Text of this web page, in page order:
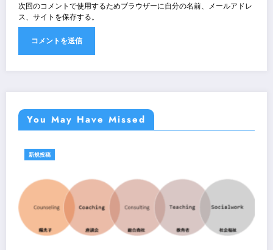
次回のコメントで使用するためブラウザーに自分の名前、メールアドレ
ス、サイトを保存する。
You May Have Missed
新規投稿